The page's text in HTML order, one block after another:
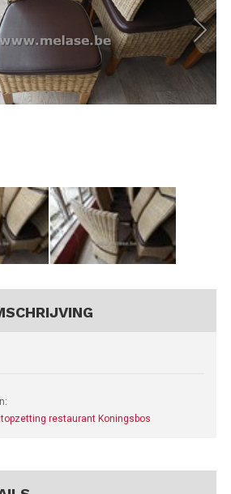
restaurant Koningsbos